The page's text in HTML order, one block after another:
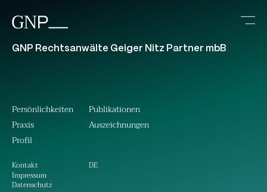
GNP Rechtsanwälte Geiger Nitz Partner mbB
Persönlichkeiten
Praxis
Profil
Kontakt
Impressum
Datenschutz
Publikationen
Auszeichnungen
DE